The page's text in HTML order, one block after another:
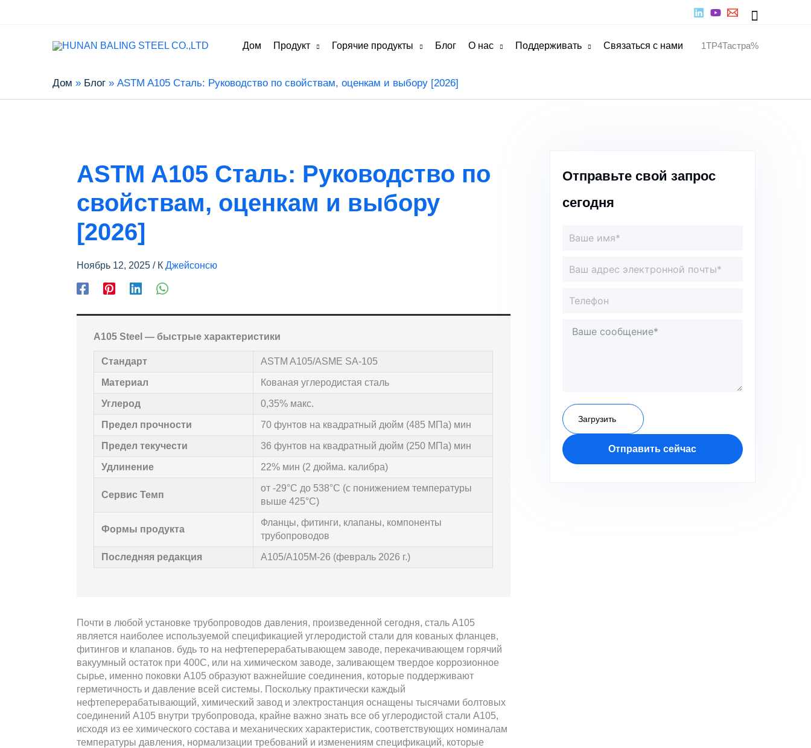
Поиск
Дом Продукт Горячие продукты Блог О нас Поддерживать Связаться с нами 1TP4Тастра%
Дом Блог ASTM A105 Сталь: Руководство по свойствам, оценкам и выбору [2026]
ASTM A105 Сталь: Руководство по
свойствам, оценкам и выбору
[2026]
Ноябрь 12, 2025 / К Джейсонсю
A105 Steel — быстрые характеристики
Стандарт ASTM A105/ASME SA-105
Материал Кованая углеродистая сталь
Углерод 0,35% макс.
Предел прочности 70 фунтов на квадратный дюйм (485 МПа) мин
Предел текучести 36 фунтов на квадратный дюйм (250 МПа) мин
Удлинение 22% мин (2 дюйма. калибра)
Сервис Темп
от -29°С до 538°С (с понижением температуры
выше 425°С)
Формы продукта
Фланцы, фитинги, клапаны, компоненты
трубопроводов
Последняя редакция А105/А105М-26 (февраль 2026 г.)
Почти в любой установке трубопроводов давления, произведенной сегодня, сталь А105
является наиболее используемой спецификацией углеродистой стали для кованых фланцев,
фитингов и клапанов. будь то на нефтеперерабатывающем заводе, перекачивающем горячий
вакуумный остаток при 400С, или на химическом заводе, заливающем твердое коррозионное
сырье, именно поковки А105 образуют важнейшие соединения, которые поддерживают
герметичность и давление всей системы. Поскольку практически каждый
нефтеперерабатывающий, химический завод и электростанция оснащены тысячами болтовых
соединений А105 внутри трубопровода, крайне важно знать все об углеродистой стали А105,
исходя из ее химического состава и механических характеристик, соответствующих номиналам
температуры давления, нормализации требований и изменениям спецификаций, которые
Отправьте свой запрос
сегодня
Загрузить
Отправить сейчас